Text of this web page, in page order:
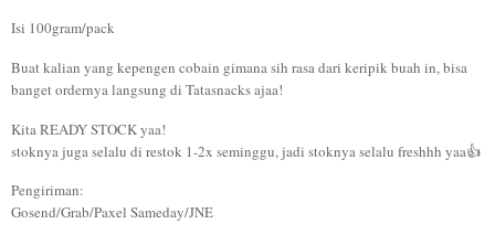
Isi 100gram/pack
Buat kalian yang kepengen cobain gimana sih rasa dari keripik buah in, bisa
banget ordernya langsung di Tatasnacks ajaa!
Kita READY STOCK yaa!
stoknya juga selalu di restok 1-2x seminggu, jadi stoknya selalu freshhh yaa👍
Pengiriman:
Gosend/Grab/Paxel Sameday/JNE